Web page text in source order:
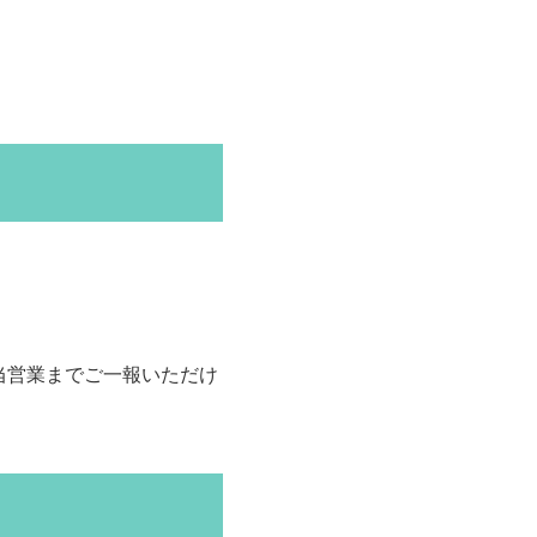
業までご一報いただけ